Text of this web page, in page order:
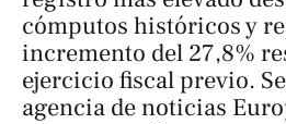
cómputos históricos y
incremento del 27,8%
ejercicio fiscal previo.
agencia de noticias